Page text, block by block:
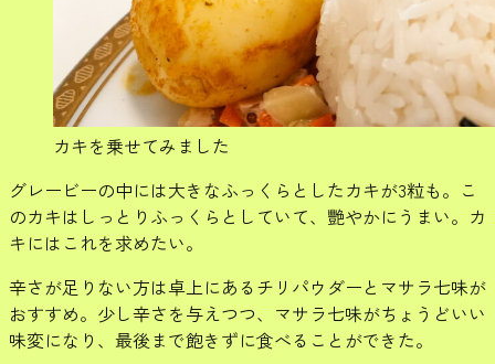
カキを乗せてみました
グレービーの中には大きなふっくらとしたカキが3粒も。こ
のカキはしっとりふっくらとしていて、艷やかにうまい。カ
キにはこれを求めたい。
辛さが足りない方は卓上にあるチリパウダーとマサラ七味が
おすすめ。少し辛さを与えつつ、マサラ七味がちょうどいい
味変になり、最後まで飽きずに食べることができた。